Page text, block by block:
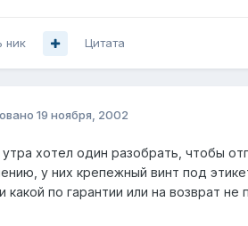
ник Цитата
19 ноября, 2002
хотел один разобрать, чтобы
у них крепежный винт под
какой по гарантии или на возврат